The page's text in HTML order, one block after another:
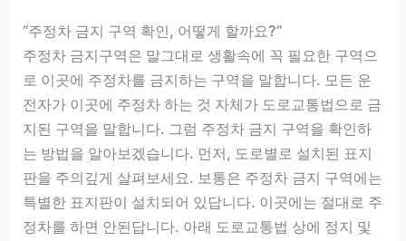
“주정차 금지 구역 확인, 어떻게 할까요?”
주정차 금지구역은 말그대로 생활속에 꼭 필요한 구역으
로 이곳에 주정차를 금지하는 구역을 말합니다. 모든 운
전자가 이곳에 주정차 하는 것 자체가 도로교통법으로 금
지된 구역을 말합니다. 그럼 주정차 금지 구역을 확인하
는 방법을 알아보겠습니다. 먼저, 도로별로 설치된 표지
판을 주의깊게 살펴보세요. 보통은 주정차 금지 구역에는
특별한 표지판이 설치되어 있답니다. 이곳에는 절대로 주
정차를 하면 안된답니다. 아래 도로교통법 상에 정지 및